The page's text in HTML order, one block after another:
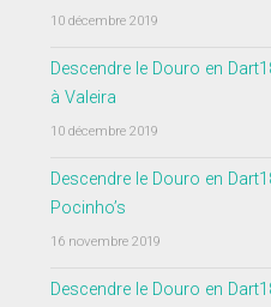
10 décembre 2019
Descendre le Douro en
à Valeira
10 décembre 2019
Descendre le Douro en
Pocinho’s
16 novembre 2019
Descendre le Douro en